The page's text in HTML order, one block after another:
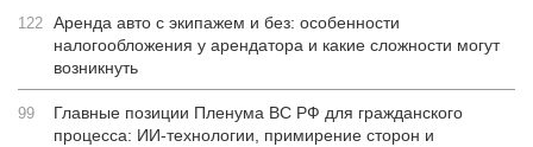
122 Аренда авто с экипажем и без: особенности
налогообложения у арендатора и какие сложности могут
возникнуть
99
Главные позиции Пленума ВС РФ для гражданского
процесса: ИИ-технологии, примирение сторон и